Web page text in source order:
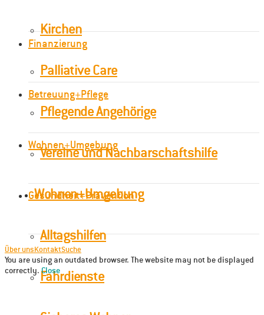
Kirchen
Palliative Care
Pflegende Angehörige
Vereine und Nachbarschaftshilfe
Wohnen+Umgebung
Alltagshilfen
Fahrdienste
Finanzierung
Betreuung+Pflege
Wohnen+Umgebung
Gesundheit+Prävention
Über unsKontaktSuche
You are using an outdated browser. The website may not be displayed
correctly. Close